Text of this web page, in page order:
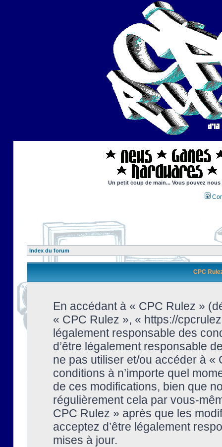
Un petit coup de main... Vous pouvez
Index du forum
CPC
En accédant à « CPC Rulez »
« CPC Rulez », « https://
légalement responsable des
d’être légalement responsable
ne pas utiliser et/ou accéder à
conditions à n’importe quel
de ces modifications, bien que
régulièrement cela par vous-
CPC Rulez » après que les
acceptez d’être légalement
mises à jour.